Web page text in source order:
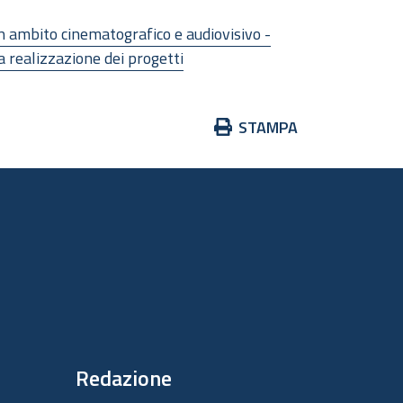
cinematografico e audiovisivo -
realizzazione dei progetti
Azioni
documento
STAMPA
Redazione